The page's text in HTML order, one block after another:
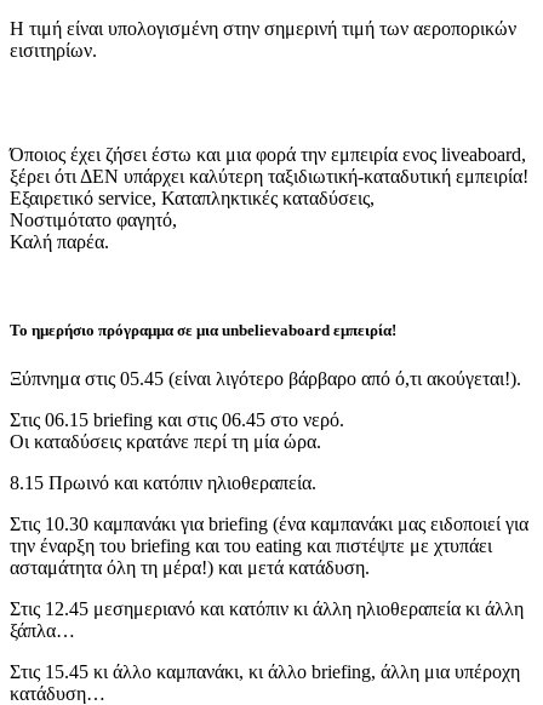
Η τιμή είναι υπολογισμένη στην σημερινή τιμή των αεροπορικών
εισιτηρίων.
Όποιος έχει ζήσει έστω και μια φορά την εμπειρία ενος liveaboard,
ξέρει ότι ΔΕΝ υπάρχει καλύτερη ταξιδιωτική-καταδυτική εμπειρία!
Εξαιρετικό service, Καταπληκτικές καταδύσεις,
Νοστιμότατο φαγητό,
Καλή παρέα.
Το ημερήσιο πρόγραμμα σε μια unbelievaboard εμπειρία!
Ξύπνημα στις 05.45 (είναι λιγότερο βάρβαρο από ό,τι ακούγεται!).
Στις 06.15 briefing και στις 06.45 στο νερό.
Οι καταδύσεις κρατάνε περί τη μία ώρα.
8.15 Πρωινό και κατόπιν ηλιοθεραπεία.
Στις 10.30 καμπανάκι για briefing (ένα καμπανάκι μας ειδοποιεί για
την έναρξη του briefing και του eating και πιστέψτε με χτυπάει
ασταμάτητα όλη τη μέρα!) και μετά κατάδυση.
Στις 12.45 μεσημεριανό και κατόπιν κι άλλη ηλιοθεραπεία κι άλλη
ξάπλα…
Στις 15.45 κι άλλο καμπανάκι, κι άλλο briefing, άλλη μια υπέροχη
κατάδυση…